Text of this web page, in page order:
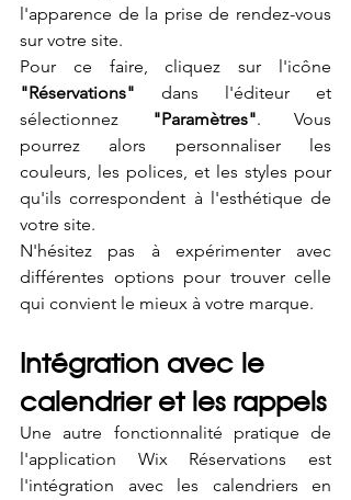
l'apparence de la prise de rendez-vous
sur votre site.
"Réservations" dans l'éditeur et
sélectionnez
"Paramètres". Vous
pourrez alors personnaliser les
couleurs, les polices, et les styles pour
qu'ils correspondent à l'esthétique de
votre site.
N'hésitez pas à expérimenter avec
différentes options pour trouver celle
qui convient le mieux à votre marque.
Intégration avec le
calendrier et les rappels
Une autre fonctionnalité pratique de
l'application Wix Réservations est
l'intégration avec les calendriers en